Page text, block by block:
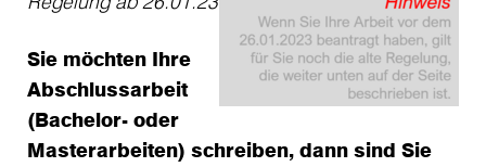
Sie möchten Ihre
Abschlussarbeit
(Bachelor- oder
Masterarbeiten) schreiben, dann sind Sie